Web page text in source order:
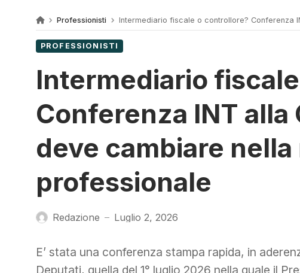
Professionisti Intermediario fiscale o controllore? Conferenza
PROFESSIONISTI
Intermediario
Conferenza INT alla
deve cambiare
professionale
Redazione — Luglio 2, 2026
E’ stata una conferenza stampa rapida, in
Deputati, quella del 1° luglio 2026 nella quale il